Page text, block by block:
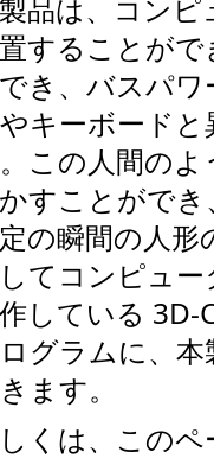
品は、コン
することが
き、バスパ
キーボード
この人間のよ
すことがで
の瞬間の人形
てコンピュ
している 3D-
グラムに、
ます。
くは、この